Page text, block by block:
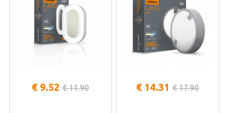
€ 9.52 € 11.90 € 14.31 € 17.90